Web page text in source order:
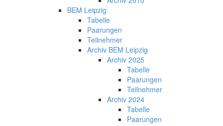
BEM Leipzig
Tabelle
Paarungen
Teilnehmer
Archiv BEM Leipzig
Archiv 2025
Tabelle
Paarungen
Teilnehmer
Archiv 2024
Tabelle
Paarungen